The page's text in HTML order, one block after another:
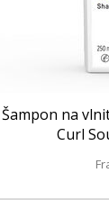
Šampon na
Curl